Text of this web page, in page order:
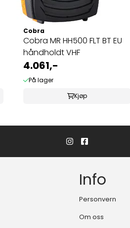
Cobra
Cobra MR HH500 FLT BT EU
håndholdt VHF
4.061,-
På lager
Kjøp
Info
Personvern
Om oss